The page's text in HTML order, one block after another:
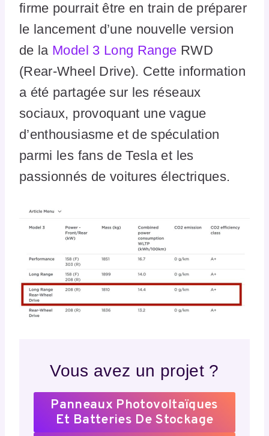
firme pourrait être en train de préparer
le lancement d’une nouvelle version
de la Model 3 Long Range RWD
(Rear-Wheel Drive). Cette information
a été partagée sur les réseaux
sociaux, provoquant une vague
d’enthousiasme et de spéculation
parmi les fans de Tesla et les
passionnés de voitures électriques.
Vous avez un projet ?
Panneaux Photovoltaïques
Et Batteries De Stockage